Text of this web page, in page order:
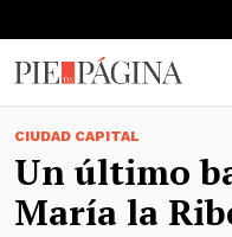
CIUDAD CAPITAL
Un último
María la